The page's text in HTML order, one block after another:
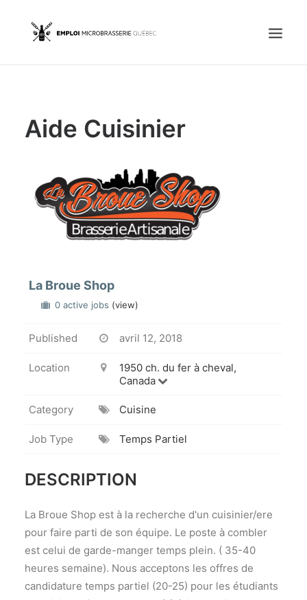
Emplois
OFFREZ UN EMPLOI
Portail Candidat
Aide Cuisinier
La Broue Shop
0 active jobs (view)
Published avril 12, 2018
Location
1950 ch. du fer à cheval,
Canada
Category Cuisine
Job Type Temps Partiel
DESCRIPTION
La Broue Shop est à la recherche d'un cuisinier/ere
pour faire parti de son équipe. Le poste à combler
est celui de garde-manger temps plein. ( 35-40
heures semaine). Nous acceptons les offres de
candidature temps partiel (20-25) pour les étudiants